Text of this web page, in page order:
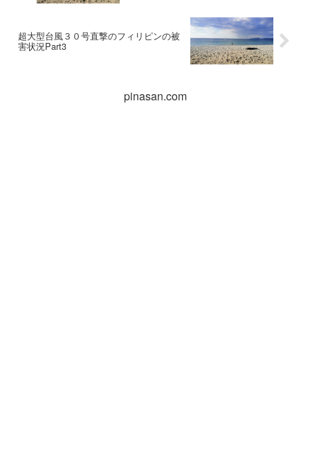
超大型台風３０号直撃のフィリピンの被
害状況Part3
pinasan.com